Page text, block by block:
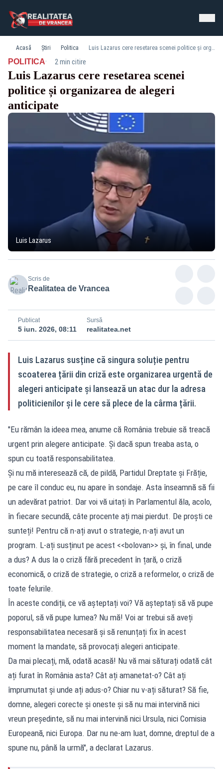
Acasă Știri Politica Luis Lazarus cere resetarea scenei politice și organizarea de alegeri anticipate
POLITICA· 2 min citire
Luis Lazarus cere resetarea scenei
politice și organizarea de alegeri
anticipate
Luis Lazarus
Scris de
Realitatea de Vrancea
Publicat
5 iun. 2026, 08:11
Sursă
realitatea.net
Luis Lazarus susține că singura soluție pentru
scoaterea țării din criză este organizarea urgentă de
alegeri anticipate și lansează un atac dur la adresa
politicienilor și le cere să plece de la cârma țării.
"Eu rămân la ideea mea, anume că România trebuie să treacă
urgent prin alegere anticipate. Și dacă spun treaba asta, o
spun cu toată responsabilitatea.
Și nu mă interesează că, de pildă, Partidul Dreptate și Frăție,
pe care îl conduc eu, nu apare în sondaje. Asta înseamnă să fii
un adevărat patriot. Dar voi vă uitați în Parlamentul ăla, acolo,
în fiecare secundă, câte procente ați mai pierdut. De proști ce
sunteți! Pentru că n-ați avut o strategie, n-ați avut un
program. L-ați susținut pe acest <<bolovan>> și, în final, unde
a dus? A dus la o criză fără precedent în țară, o criză
economică, o criză de strategie, o criză a reformelor, o criză de
toate felurile.
În aceste condiții, ce vă așteptați voi? Vă așteptați să vă pupe
poporul, să vă pupe lumea? Nu mă! Voi ar trebui să aveți
responsabilitatea necesară și să renunțați fix în acest
moment la mandate, să provocați alegeri anticipate.
Da mai plecați, mă, odată acasă! Nu vă mai săturați odată cât
ați furat în România asta? Cât ați amanetat-o? Cât ați
împrumutat și unde ați adus-o? Chiar nu v-ați săturat? Să fie,
domne, alegeri corecte și oneste și să nu mai intervină nici
vreun președinte, să nu mai intervină nici Ursula, nici Comisia
Europeană, nici Europa. Dar nu ne-am luat, domne, dreptul de a
spune nu, până la urmă", a declarat Lazarus.